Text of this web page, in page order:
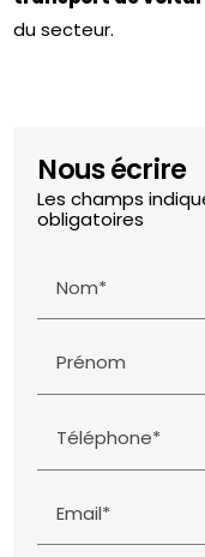
du secteur.
Nous écrire
Les champs
obligatoires
Nom*
Prénom
Téléphone*
Email*